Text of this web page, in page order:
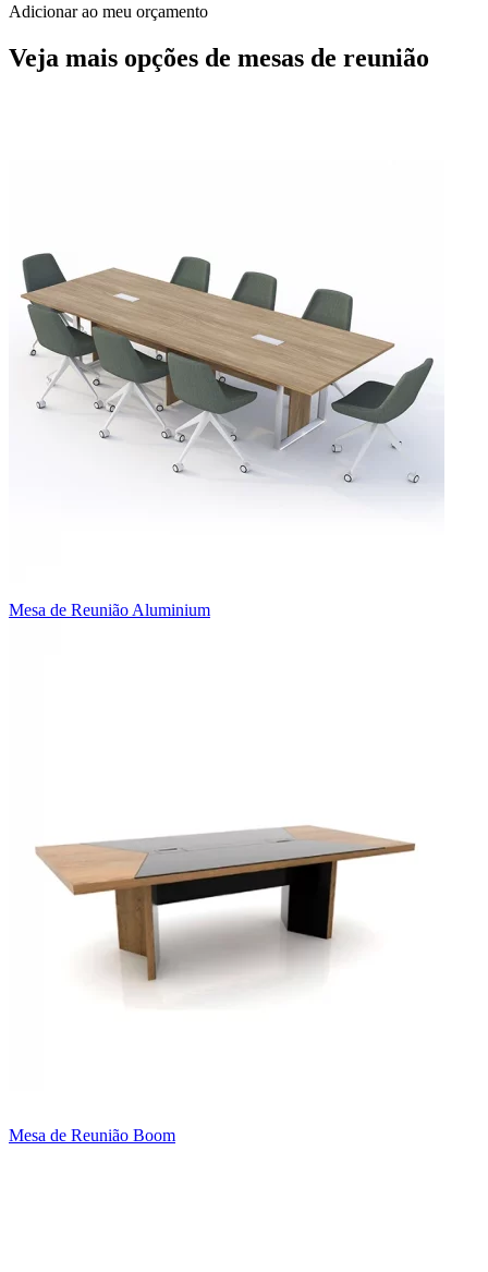
Adicionar ao meu orçamento
Veja mais opções de mesas de reunião
Mesa de Reunião Aluminium
Mesa de Reunião Boom